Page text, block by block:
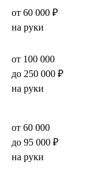
от 60 000 ₽
на руки
от 100 000
до 250 000 ₽
на руки
от 60 000
до 95 000 ₽
на руки